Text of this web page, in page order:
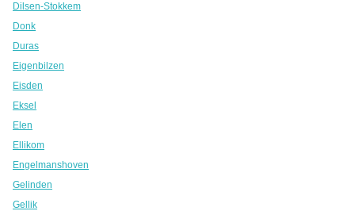
Dilsen-Stokkem
Donk
Duras
Eigenbilzen
Eisden
Eksel
Elen
Ellikom
Engelmanshoven
Gelinden
Gellik